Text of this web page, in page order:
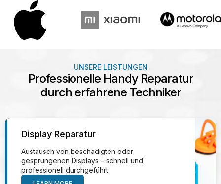
UNSERE LEISTUNGEN
Professionelle Handy Reparatur
durch erfahrene Techniker
Display Reparatur
Austausch von beschädigten oder
gesprungenen Displays – schnell und
professionell durchgeführt.